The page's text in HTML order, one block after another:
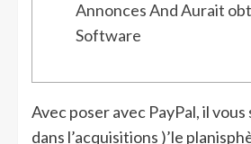
Annonces And Aurait
Software
Avec poser avec PayPal, il
dans l’acquisitions )’le